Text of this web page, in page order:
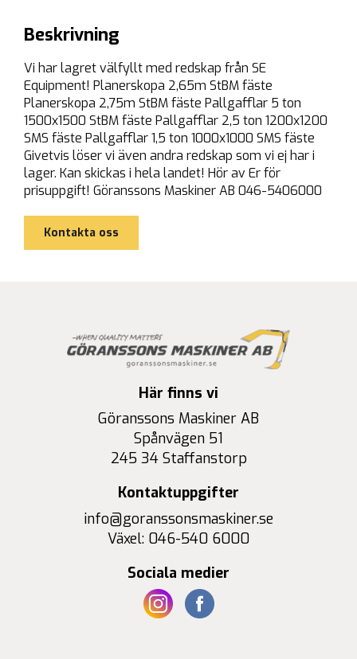
Beskrivning
Vi har lagret välfyllt med redskap från SE
Equipment! Planerskopa 2,65m StBM fäste
Planerskopa 2,75m StBM fäste Pallgafflar 5 ton
1500x1500 StBM fäste Pallgafflar 2,5 ton 1200x1200
SMS fäste Pallgafflar 1,5 ton 1000x1000 SMS fäste
Givetvis löser vi även andra redskap som vi ej har i
lager. Kan skickas i hela landet! Hör av Er för
prisuppgift! Göranssons Maskiner AB 046-5406000
Kontakta oss
Här finns vi
Göranssons Maskiner AB
Spånvägen 51
245 34 Staffanstorp
Kontaktuppgifter
info@goranssonsmaskiner.se
Växel: 046-540 6000
Sociala medier